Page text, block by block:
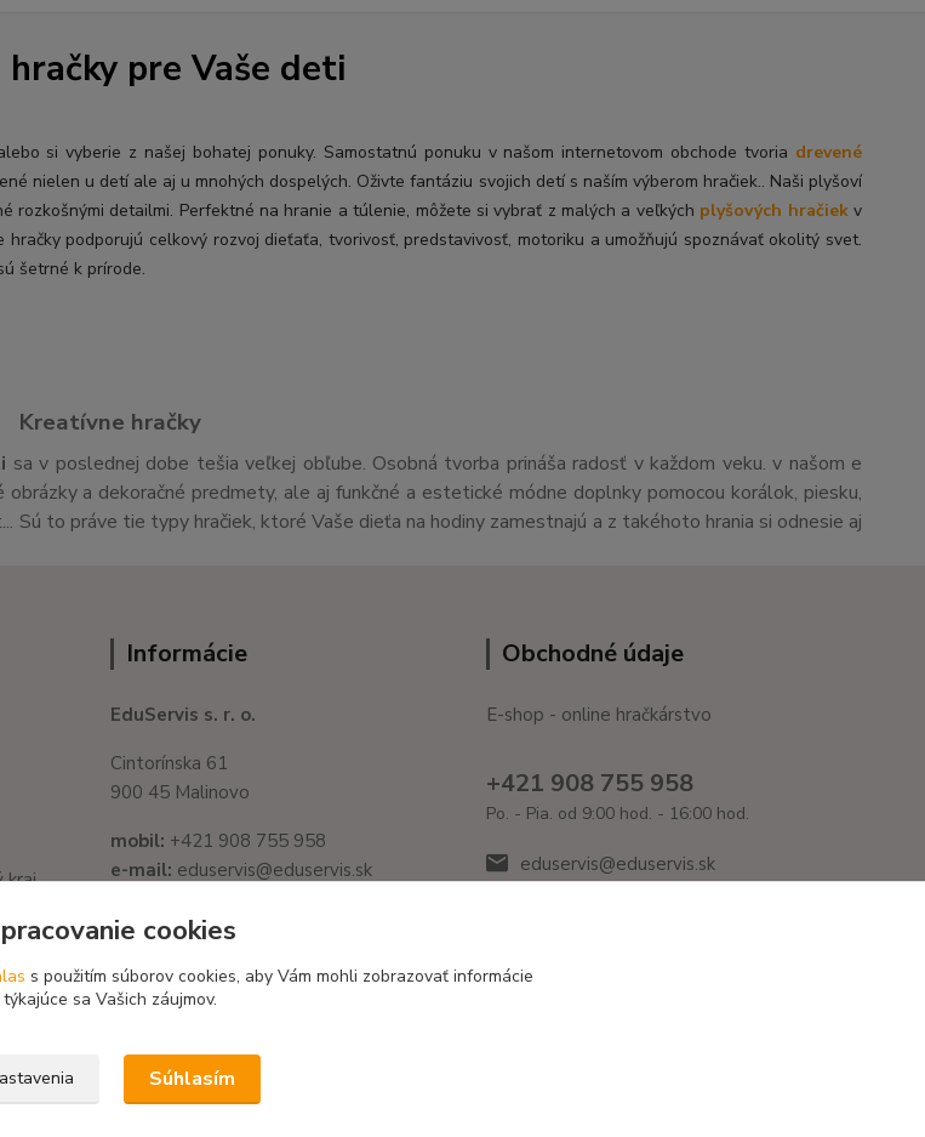
pre Vaše deti
si vyberie z našej bohatej ponuky. Samostatnú ponuku v našom internetovom obchode tvoria drevené
nielen u detí ale aj u mnohých dospelých. Oživte fantáziu svojich detí s naším výberom hračiek.. Naši plyšoví
rozkošnými detailmi. Perfektné na hranie a túlenie, môžete si vybrať z malých a veľkých plyšových hračiekv
hračky podporujú celkový rozvoj dieťaťa, tvorivosť, predstavivosť, motoriku a umožňujú spoznávať okolitý svet.
šetrné k prírode.
Kreatívne hračky
sa v poslednej dobe tešia veľkej obľube. Osobná tvorba prináša radosť v každom veku. v našom e
a dekoračné predmety, ale aj funkčné a estetické módne doplnky pomocou korálok, piesku,
Sú to práve tie typy hračiek, ktoré Vaše dieťa na hodiny zamestnajú a z takéhoto hrania si odnesie aj
kraj
Informácie
EduServis s. r. o.
Cintorínska 61
900 45 Malinovo
mobil: +421 908 755 958
e-mail: eduservis@eduservis.sk
DIČ:2122156135
Obchodné údaje
E-shop - online hračkárstvo
+421 908 755 958
Po. - Pia. od 9:00 hod. - 16:00 hod.
eduservis@eduservis.sk
cookies
s použitím súborov cookies, aby Vám mohli zobrazovať informácie
týkajúce sa Vašich záujmov.
Súhlasím